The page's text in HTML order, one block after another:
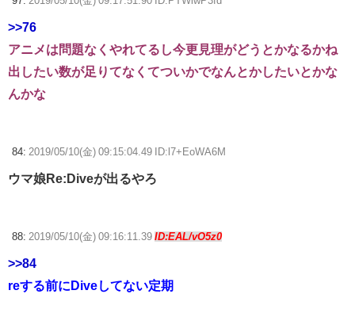
>>76
アニメは問題なくやれてるし今更見理がどうとかなるかね
出したい数が足りてなくてついかでなんとかしたいとかな
んかな
84: 2019/05/10(金) 09:15:04.49 ID:l7+EoWA6M
ウマ娘Re:Diveが出るやろ
88: 2019/05/10(金) 09:16:11.39 ID:EAL/vO5z0
>>84
reする前にDiveしてない定期